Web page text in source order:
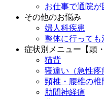
お仕事で通院が
その他のお悩み
婦人科疾患
整体に行って
症状別メニュー【頭
猫背
寝違い（急性疼
頸椎・腰椎の椎
肋間神経痛